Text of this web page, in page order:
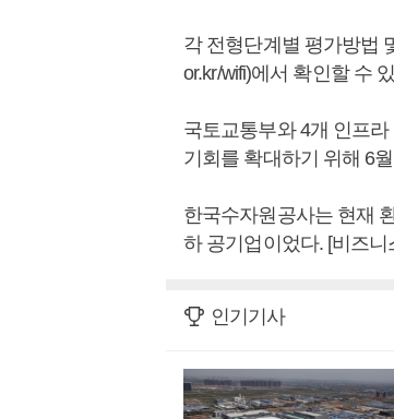
각 전형단계별 평가방법
or.kr/wifi)에서 확인할 수
국토교통부와 4개 인프
기회를 확대하기 위해 6
한국수자원공사는 현재
하 공기업이었다. [비즈
인기기사